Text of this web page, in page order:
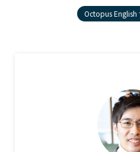
Octopus English